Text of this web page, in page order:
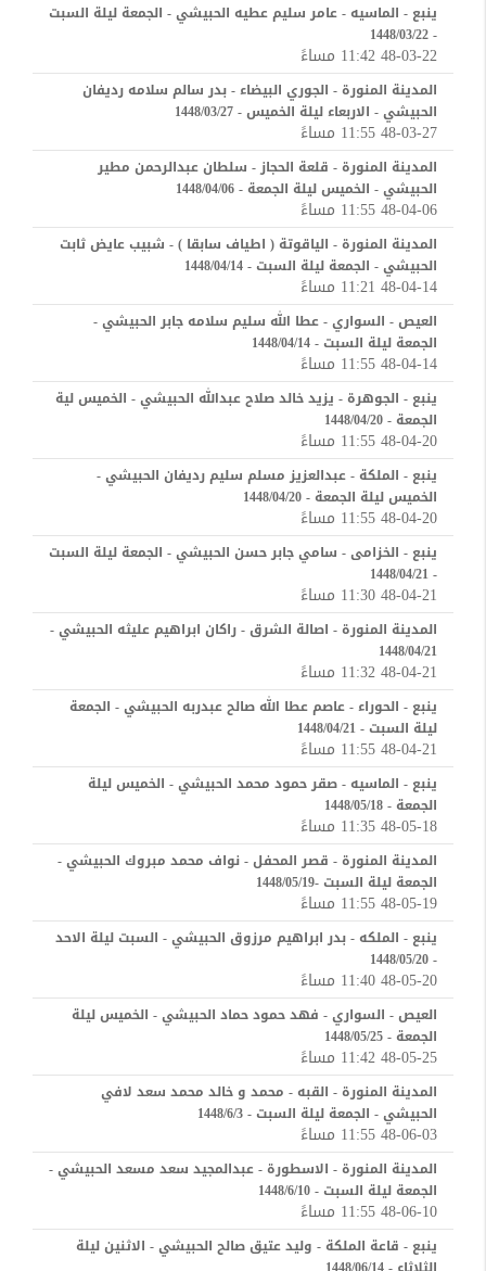
ينبع - الماسيه - عامر سليم عطيه الحبيشي - الجمعة ليلة السبت
- 1448/03/22
48-03-22 11:42 مساءً
المدينة المنورة - الجوري البيضاء - بدر سالم سلامه رديفان
الحبيشي - الاربعاء ليلة الخميس - 1448/03/27
48-03-27 11:55 مساءً
المدينة المنورة - قلعة الحجاز - سلطان عبدالرحمن مطير
الحبيشي - الخميس ليلة الجمعة - 1448/04/06
48-04-06 11:55 مساءً
المدينة المنورة - الياقوتة ( اطياف سابقا ) - شبيب عايض ثابت
الحبيشي - الجمعة ليلة السبت - 1448/04/14
48-04-14 11:21 مساءً
العيص - السواري - عطا الله سليم سلامه جابر الحبيشي -
الجمعة ليلة السبت - 1448/04/14
48-04-14 11:55 مساءً
ينبع - الجوهرة - يزيد خالد صلاح عبدالله الحبيشي - الخميس لية
الجمعة - 1448/04/20
48-04-20 11:55 مساءً
ينبع - الملكة - عبدالعزيز مسلم سليم رديفان الحبيشي -
الخميس ليلة الجمعة - 1448/04/20
48-04-20 11:55 مساءً
ينبع - الخزامى - سامي جابر حسن الحبيشي - الجمعة ليلة السبت
- 1448/04/21
48-04-21 11:30 مساءً
المدينة المنورة - اصالة الشرق - راكان ابراهيم عليثه الحبيشي -
1448/04/21
48-04-21 11:32 مساءً
ينبع - الحوراء - عاصم عطا الله صالح عبدربه الحبيشي - الجمعة
ليلة السبت - 1448/04/21
48-04-21 11:55 مساءً
ينبع - الماسيه - صقر حمود محمد الحبيشي - الخميس ليلة
الجمعة - 1448/05/18
48-05-18 11:35 مساءً
المدينة المنورة - قصر المحفل - نواف محمد مبروك الحبيشي -
الجمعة ليلة السبت -1448/05/19
48-05-19 11:55 مساءً
ينبع - الملكه - بدر ابراهيم مرزوق الحبيشي - السبت ليلة الاحد
- 1448/05/20
48-05-20 11:40 مساءً
العيص - السواري - فهد حمود حماد الحبيشي - الخميس ليلة
الجمعة - 1448/05/25
48-05-25 11:42 مساءً
المدينة المنورة - القبه - محمد و خالد محمد سعد لافي
الحبيشي - الجمعة ليلة السبت - 1448/6/3
48-06-03 11:55 مساءً
المدينة المنورة - الاسطورة - عبدالمجيد سعد مسعد الحبيشي -
الجمعة ليلة السبت - 1448/6/10
48-06-10 11:55 مساءً
ينبع - قاعة الملكة - وليد عتيق صالح الحبيشي - الاثنين ليلة